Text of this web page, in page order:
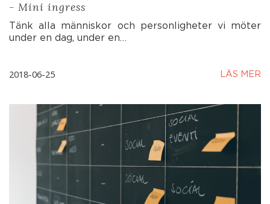
- Mini ingress
Tänk alla människor och personligheter vi möter
under en dag, under en…
2018-06-25 LÄS MER